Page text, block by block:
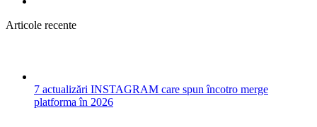
Articole recente
7 actualizări INSTAGRAM care spun încotro merge
platforma în 2026